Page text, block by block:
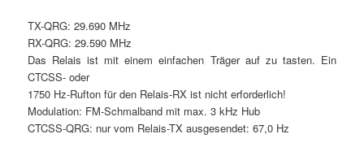
TX-QRG: 29.690 MHz
RX-QRG: 29.590 MHz
Das Relais ist mit einem einfachen Träger auf zu tasten. Ein
CTCSS- oder
1750 Hz-Rufton für den Relais-RX ist nicht erforderlich!
Modulation: FM-Schmalband mit max. 3 kHz Hub
CTCSS-QRG: nur vom Relais-TX ausgesendet: 67,0 Hz